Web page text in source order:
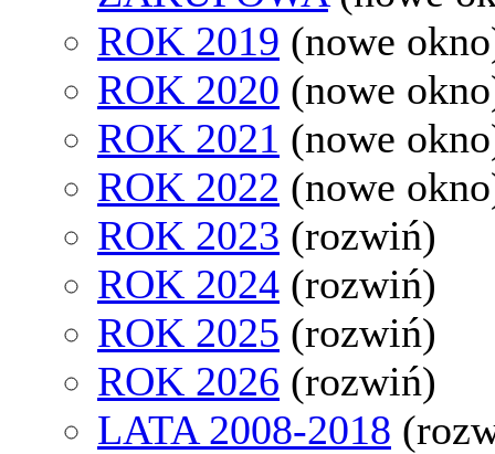
ROK 2019 (nowe
ROK 2020 (nowe
ROK 2021 (nowe
ROK 2022 (nowe
ROK 2023 (rozwiń)
ROK 2024 (rozwiń)
ROK 2025 (rozwiń)
ROK 2026 (rozwiń)
LATA 2008-2018